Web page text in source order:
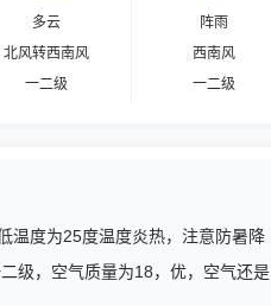
多云
北风转西南风
一二级
阵雨
西南风
一二级
温度为25度温度炎热，注意防暑降
级，空气质量为18，优，空气还是